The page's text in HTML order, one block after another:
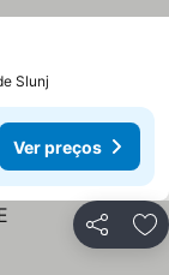
Slunj
Ver preços
Partilhar